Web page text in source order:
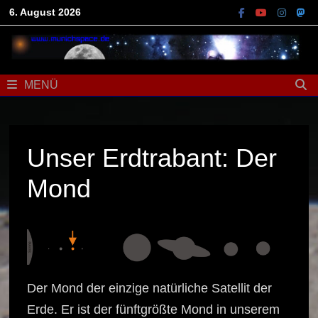
Zum
Inhalt
springen
6. August 2026
MENÜ
Unser Erdtrabant: Der
Mond
Der Mond der einzige natürliche Satellit der
Erde. Er ist der fünftgrößte Mond in unserem